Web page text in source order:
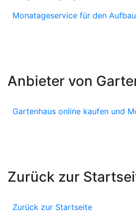
Monatageservice für den
Anbieter von
Gartenhaus online kaufen und
Zurück zur
Zurück zur Startseite